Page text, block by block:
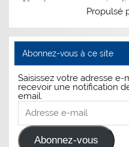
Propulsé
Abonnez-vous à ce site
Saisissez votre adresse
recevoir une notification
email.
Adresse
e-
Abonnez-vous